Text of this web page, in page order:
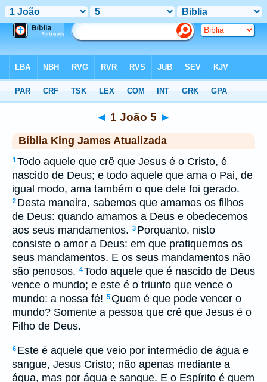
◄ 1 João 5 ►
Bíblia King James Atualizada
1Todo aquele que crê que Jesus é o Cristo, é
nascido de Deus; e todo aquele que ama o Pai, de
igual modo, ama também o que dele foi gerado.
2 Desta maneira, sabemos que amamos os filhos
de Deus: quando amamos a Deus e obedecemos
aos seus mandamentos. 3 Porquanto, nisto
consiste o amor a Deus: em que pratiquemos os
seus mandamentos. E os seus mandamentos não
são penosos. 4Todo aquele que é nascido de Deus
vence o mundo; e este é o triunfo que vence o
mundo: a nossa fé! 5Quem é que pode vencer o
mundo? Somente a pessoa que crê que Jesus é o
Filho de Deus.
6 Este é aquele que veio por intermédio de água e
sangue, Jesus Cristo; não apenas mediante a
água, mas por água e sangue. E o Espírito é quem